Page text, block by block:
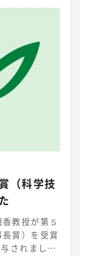
る二次審査
二段時効特
理するこ
が得られる
しました。
かげです。
（科学技
教授が第５
賞）を受賞
されまし